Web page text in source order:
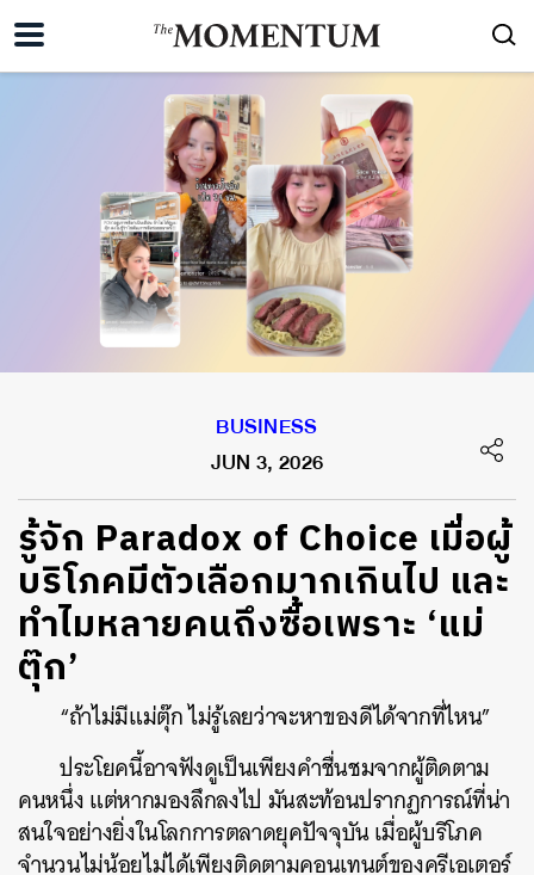
BUSINESS
JUN 3, 2026
รู้จัก Paradox of Choice เมื่อผู้
บริโภคมีตัวเลือกมากเกินไป และ
ทำไมหลายคนถึงซื้อเพราะ ‘แม่
ตุ๊ก’
“ถ้าไม่มีแม่ตุ๊ก ไม่รู้เลยว่าจะหาของดีได้จากที่ไหน”
ประโยคนี้อาจฟังดูเป็นเพียงคำชื่นชมจากผู้ติดตาม
คนหนึ่ง แต่หากมองลึกลงไป มันสะท้อนปรากฏการณ์ที่น่า
สนใจอย่างยิ่งในโลกการตลาดยุคปัจจุบัน เมื่อผู้บริโภค
จำนวนไม่น้อยไม่ได้เพียงติดตามคอนเทนต์ของครีเอเตอร์